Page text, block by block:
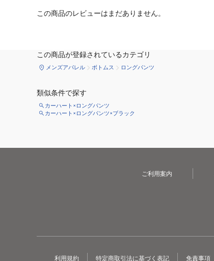
この商品のレビューはまだありません。
この商品が登録されているカテゴリ
メンズアパレル ボトムス ロングパンツ
類似条件で探す
カーハート×ロングパンツ
カーハート×ロングパンツ×ブラック
ご利用案内
利用規約 特定商取引法に基づく表記 免責事項